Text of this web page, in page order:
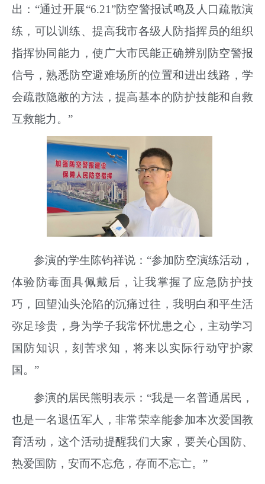
出： “通过开展“6.21”防空警报试鸣及人口疏散演
练，可以训练、提高我市各级人防指挥员的组织
指挥协同能力，使广大市民能正确辨别防空警报
信号，熟悉防空避难场所的位置和进出线路，学
会疏散隐敝的方法，提高基本的防护技能和自救
互救能力。 ”
参演的学生陈钧祥说： “参加防空演练活动，
体验防毒面具佩戴后，让我掌握了应急防护技
巧，回望汕头沦陷的沉痛过往，我明白和平生活
弥足珍贵，身为学子我常怀忧患之心，主动学习
国防知识，刻苦求知，将来以实际行动守护家
国。”
参演的居民熊明表示： “我是一名普通居民，
也是一名退伍军人，非常荣幸能参加本次爱国教
育活动，这个活动提醒我们大家，要关心国防、
热爱国防，安而不忘危，存而不忘亡。”